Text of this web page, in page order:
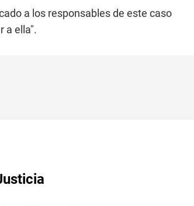
a los responsables de este caso
a ella".